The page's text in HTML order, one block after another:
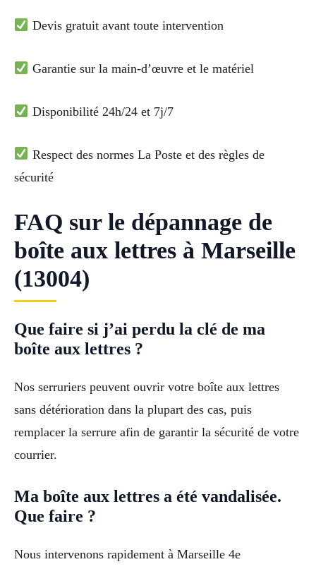
Devis gratuit avant toute intervention
Garantie sur la main-d’œuvre et le matériel
Disponibilité 24h/24 et 7j/7
Respect des normes La Poste et des règles de
sécurité
FAQ sur le dépannage de
boîte aux lettres à Marseille
(13004)
Que faire si j’ai perdu la clé de ma
boîte aux lettres ?
Nos serruriers peuvent ouvrir votre boîte aux lettres
sans détérioration dans la plupart des cas, puis
remplacer la serrure afin de garantir la sécurité de votre
courrier.
Ma boîte aux lettres a été vandalisée.
Que faire ?
Nous intervenons rapidement à Marseille 4e